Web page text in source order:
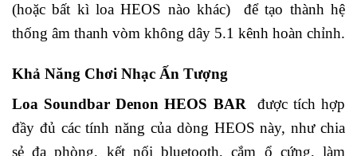
(hoặc bất kì loa HEOS nào khác) để tạo thành hệ
thống âm thanh vòm không dây 5.1 kênh hoàn chỉnh.
Khả Năng Chơi Nhạc Ấn Tượng
Loa Soundbar Denon HEOS BAR được tích hợp
đầy đủ các tính năng của dòng HEOS này, như chia
sẻ đa phòng, kết nối bluetooth, cắm ổ cứng, làm